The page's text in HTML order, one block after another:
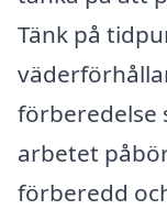
Tänk på
förberedelse
arbetet
förberedd